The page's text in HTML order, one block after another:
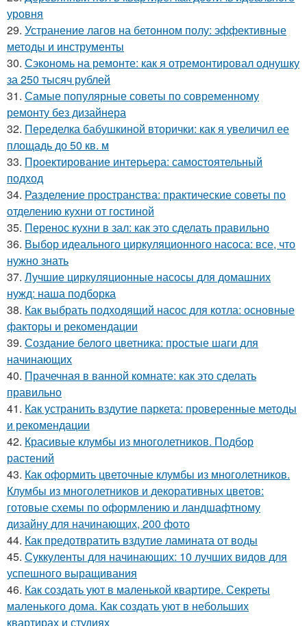
уровня
29. Устранение лагов на бетонном полу: эффективные
методы и инструменты
30. Сэкономь на ремонте: как я отремонтировал однушку
за 250 тысяч рублей
31. Самые популярные советы по современному
ремонту без дизайнера
32. Переделка бабушкиной вторички: как я увеличил ее
площадь до 50 кв. м
33. Проектирование интерьера: самостоятельный
подход
34. Разделение пространства: практические советы по
отделению кухни от гостиной
35. Перенос кухни в зал: как это сделать правильно
36. Выбор идеального циркуляционного насоса: все, что
нужно знать
37. Лучшие циркуляционные насосы для домашних
нужд: наша подборка
38. Как выбрать подходящий насос для котла: основные
факторы и рекомендации
39. Создание белого цветника: простые шаги для
начинающих
40. Прачечная в ванной комнате: как это сделать
правильно
41. Как устранить вздутие паркета: проверенные методы
и рекомендации
42. Красивые клумбы из многолетников. Подбор
растений
43. Как оформить цветочные клумбы из многолетников.
Клумбы из многолетников и декоративных цветов:
готовые схемы по оформлению и ландшафтному
дизайну для начинающих, 200 фото
44. Как предотвратить вздутие ламината от воды
45. Суккуленты для начинающих: 10 лучших видов для
успешного выращивания
46. Как создать уют в маленькой квартире. Секреты
маленького дома. Как создать уют в небольших
квартирах и студиях